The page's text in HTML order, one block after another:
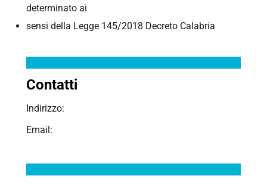
determinato ai
sensi della Legge 145/2018 Decreto Calabria
Contatti
Indirizzo:
Email: